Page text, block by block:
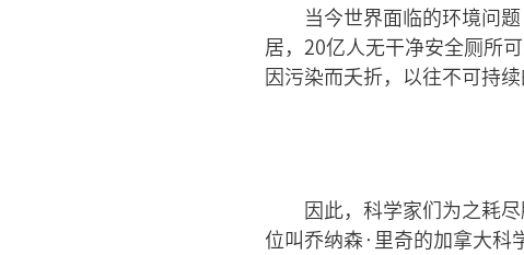
当今世界面临的环境问
居，20亿人无干净安全厕所
因污染而夭折，以往不可持
因此，科学家们为之耗
位叫乔纳森·里奇的加拿大科